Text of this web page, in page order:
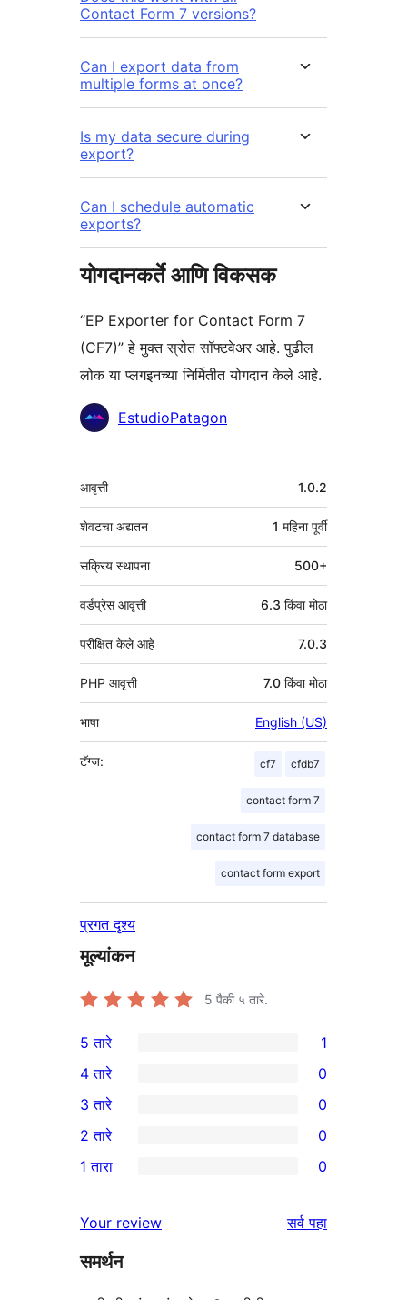
Contact Form 7 versions?
Can I export data from
multiple forms at once?
Is my data secure during
export?
Can I schedule automatic
exports?
योगदानकर्ते आणि विकसक
“EP Exporter for Contact Form 7
(CF7)” हे मुक्त स्रोत सॉफ्टवेअर आहे. पुढील
लोक या प्लगइनच्या निर्मितीत योगदान केले आहे.
योगदानकर्तेEstudioPatagon
मेटा
आवृत्ती 1.0.2
शेवटचा अद्यतन 1 महिनापूर्वी
सक्रिय स्थापना 500+
वर्डप्रेस आवृत्ती 6.3 किंवा मोठा
परीक्षित केले आहे 7.0.3
PHP आवृत्ती 7.0 किंवा मोठा
भाषा English (US)
टॅग्ज: cf7 cfdb7
contact form 7
contact form 7 database
contact form export
प्रगत दृश्य
मूल्यांकन
5 पैकी ५ तारे.
1
5-
तारांकित
पुनरावलोकन
5 तारे 1
4-
तारांकित
परीक्षणे
4 तारे 0
0
3-
तारांकित
3 तारे 0
2-
परीक्षणे
2 तारे 0
तारांकित
परीक्षणे
1 तारा 0
Your review सर्वपुनरावलोकने
पहा
समर्थन